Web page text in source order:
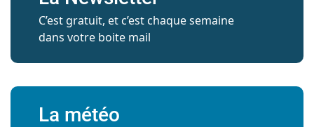
C’est gratuit, et c’est chaque semaine
dans votre boite mail
La météo